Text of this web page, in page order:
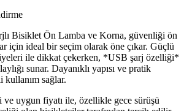
Bisiklet Ön Lamba ve Korna, güvenliği ön
için ideal bir seçim olarak öne çıkar. Güçlü
ile dikkat çekerken, *USB şarj özelliği*
sunar. Dayanıklı yapısı ve pratik
kullanım sağlar.
ve uygun fiyatı ile, özellikle gece sürüşü